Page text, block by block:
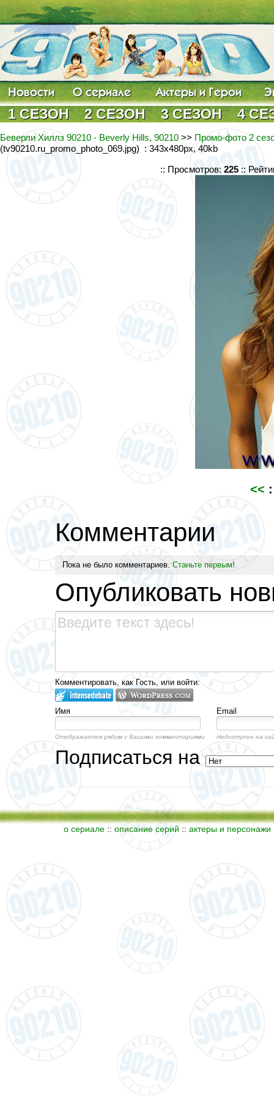
1 СЕЗОН 2 СЕЗОН 3 СЕЗОН 4
Беверли Хиллз 90210 - Beverly Hills, 90210 >> Промо-фото 2
(tv90210.ru_promo_photo_069.jpg) : 343x480px, 40kb
:: Просмотров: 225 ::
<<
Комментарии
Пока не было комментариев. Станьте первым!
Опубликовать
Комментировать, как Гость, или войти:
Имя Email
Отображается рядом с Вашими комментариями Недоступен на
Подписаться на
о сериале:: описание серий :: актеры и персонажи